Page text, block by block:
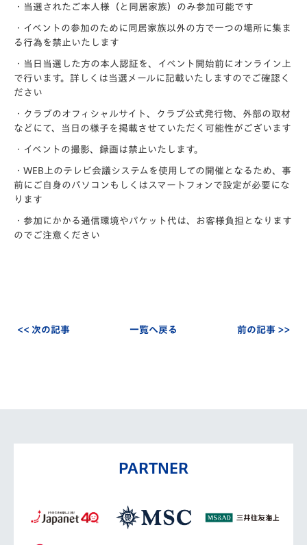
・当選されたご本人様（と同居家族）のみ参加可能です
・イベントの参加のために同居家族以外の方で一つの場所に集ま
る行為を禁止いたします
・当日当選した方の本人認証を、イベント開始前にオンライン上
で行います。詳しくは当選メールに記載いたしますのでご確認く
ださい
・クラブのオフィシャルサイト、クラブ公式発行物、外部の取材
などにて、当日の様子を掲載させていただく可能性がございます
・イベントの撮影、録画は禁止いたします。
・WEB上のテレビ会議システムを使用しての開催となるため、事
前にご自身のパソコンもしくはスマートフォンで設定が必要にな
ります
・参加にかかる通信環境やパケット代は、お客様負担となります
のでご注意ください
<< 次の記事 一覧へ戻る 前の記事 >>
PARTNER